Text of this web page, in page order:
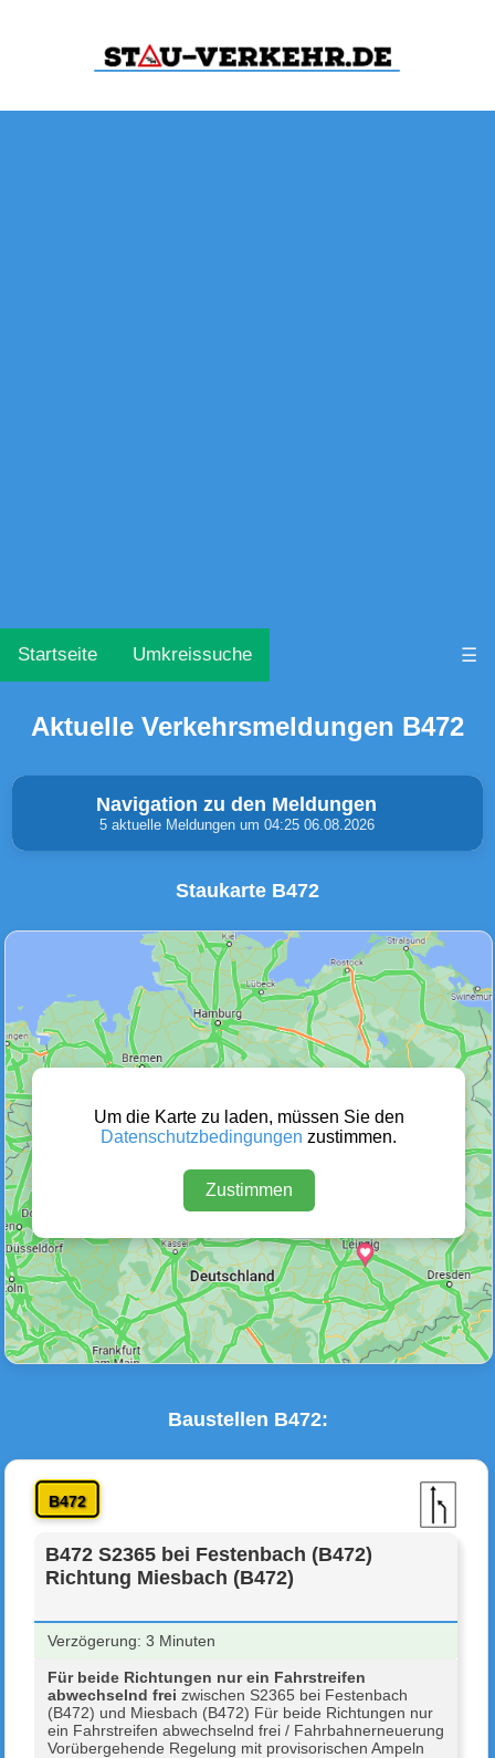
Startseite Umkreissuche ☰
Aktuelle Verkehrsmeldungen B472
Navigation zu den Meldungen
5 aktuelle Meldungen um 04:25 06.08.2026
Unfälle & Warnungen Stau
(0)
Wetter Warnungen Sperrungen
Defektes Fahrzeug
Staukarte B472
Um die Karte zu laden, müssen Sie den
Datenschutzbedingungen zustimmen.
Zustimmen
Baustellen B472:
B472
B472 S2365 bei Festenbach (B472)
Richtung Miesbach (B472)
Verzögerung: 3 Minuten
Für beide Richtungen nur ein Fahrstreifen
abwechselnd frei zwischen S2365 bei Festenbach
(B472) und Miesbach (B472) Für beide Richtungen nur
ein Fahrstreifen abwechselnd frei / Fahrbahnerneuerung
Vorübergehende Regelung mit provisorischen Ampeln